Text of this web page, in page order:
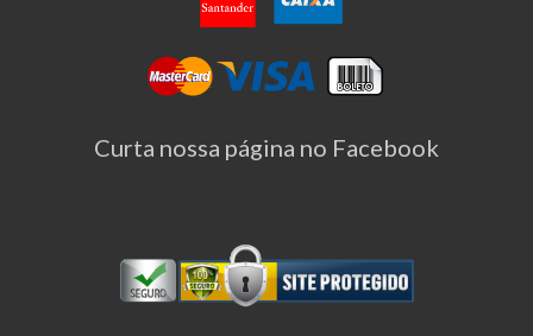
Curta nossa página no Facebook